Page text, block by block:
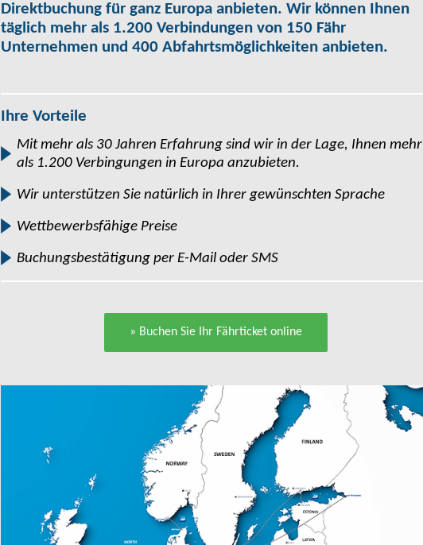
Direktbuchung für ganz Europa anbieten. Wir können Ihnen
täglich mehr als 1.200 Verbindungen von 150 Fähr
Unternehmen und 400 Abfahrtsmöglichkeiten anbieten.
Ihre Vorteile
Mit mehr als 30 Jahren Erfahrung sind wir in der Lage, Ihnen mehr
als 1.200 Verbingungen in Europa anzubieten.
Wir unterstützen Sie natürlich in Ihrer gewünschten Sprache
Wettbewerbsfähige Preise
Buchungsbestätigung per E-Mail oder SMS
» Buchen Sie Ihr Fährticket online